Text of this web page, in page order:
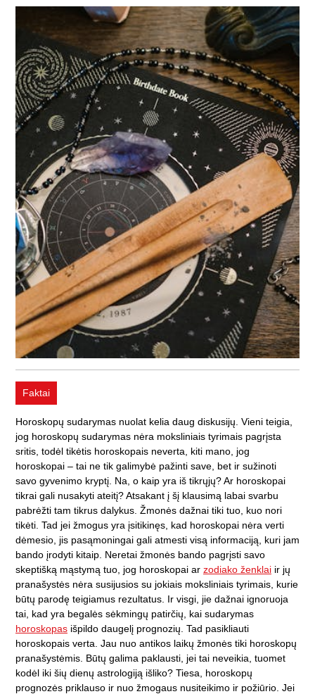
Faktai
Horoskopų sudarymas nuolat kelia daug diskusijų. Vieni teigia,
jog horoskopų sudarymas nėra moksliniais tyrimais pagrįsta
sritis, todėl tikėtis horoskopais neverta, kiti mano, jog
horoskopai – tai ne tik galimybė pažinti save, bet ir sužinoti
savo gyvenimo kryptį. Na, o kaip yra iš tikrųjų? Ar horoskopai
tikrai gali nusakyti ateitį? Atsakant į šį klausimą labai svarbu
pabrėžti tam tikrus dalykus. Žmonės dažnai tiki tuo, kuo nori
tikėti. Tad jei žmogus yra įsitikinęs, kad horoskopai nėra verti
dėmesio, jis pasąmoningai gali atmesti visą informaciją, kuri jam
bando įrodyti kitaip. Neretai žmonės bando pagrįsti savo
skeptišką mąstymą tuo, jog horoskopai ar zodiako ženklai ir jų
pranašystės nėra susijusios su jokiais moksliniais tyrimais, kurie
būtų parodę teigiamus rezultatus. Ir visgi, jie dažnai ignoruoja
tai, kad yra begalės sėkmingų patirčių, kai sudarymas
horoskopas išpildo daugelį prognozių. Tad pasikliauti
horoskopais verta. Jau nuo antikos laikų žmonės tiki horoskopų
pranašystėmis. Būtų galima paklausti, jei tai neveikia, tuomet
kodėl iki šių dienų astrologiją išliko? Tiesa, horoskopų
prognozės priklauso ir nuo žmogaus nusiteikimo ir požiūrio. Jei